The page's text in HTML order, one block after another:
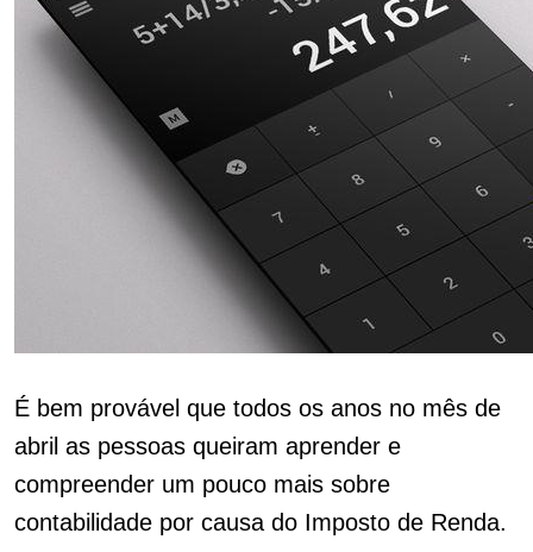
É bem provável que todos os anos no mês de
abril as pessoas queiram aprender e
compreender um pouco mais sobre
contabilidade por causa do Imposto de Renda.